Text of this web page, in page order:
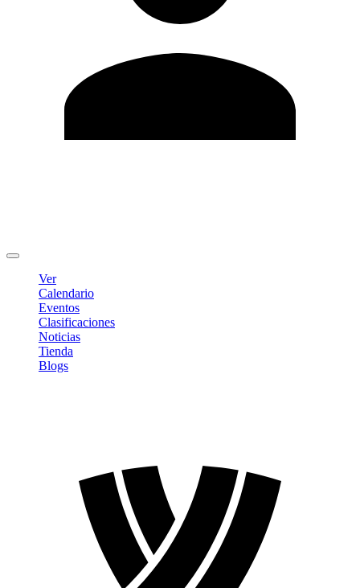
Ver
Calendario
Eventos
Clasificaciones
Noticias
Tienda
Blogs